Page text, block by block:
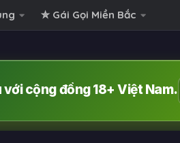
✮ Gái Gọi Miền Bắc
cộng đồng 18+ Việt Nam.